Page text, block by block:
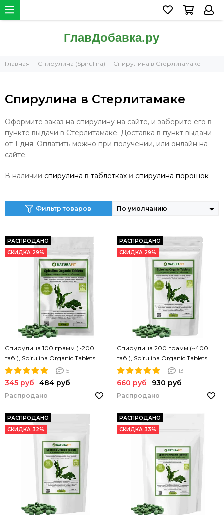
Главная Спирулина (Spirulina) Спирулина в Стерлитамаке
Спирулина в Стерлитамаке
Оформите заказ на спирулину на сайте, и заберите его в
пункте выдачи в Стерлитамаке. Доставка в пункт выдачи
от 1 дня. Оплатить можно при получении, или онлайн на
сайте.
В наличии спирулина в таблетках и спирулина порошок
Фильтр товаров
РАСПРОДАНО
СКИДКА 29%
Спирулина 100 грамм (~200
таб.), Spirulina Organic Tablets
NATURAFIT 100g. Спирулина в
таблетках. PREMIUM
5
345 руб 484 руб
Распродано
РАСПРОДАНО
СКИДКА 29%
Спирулина 200 грамм (~400
таб.), Spirulina Organic Tablets
NATURAFIT 200g. Спирулина в
таблетках. PREMIUM
13
660 руб 930 руб
Распродано
РАСПРОДАНО
СКИДКА 32%
РАСПРОДАНО
СКИДКА 33%